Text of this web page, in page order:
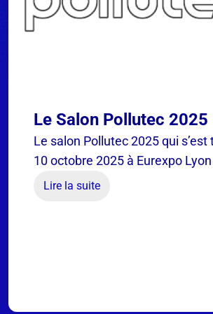
Le Salon Pollutec 2025
Le salon Pollutec 2025 qui s’est
10 octobre 2025 à Eurexpo Lyon
Lire la suite